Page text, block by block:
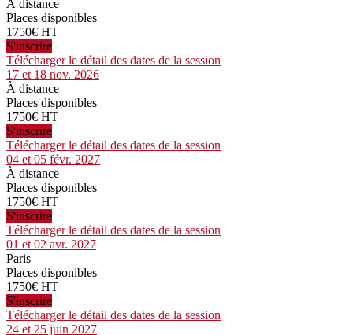
À distance
Places disponibles
1750€ HT
S'inscrire
Télécharger le détail des dates de la session
17 et 18 nov. 2026
À distance
Places disponibles
1750€ HT
S'inscrire
Télécharger le détail des dates de la session
04 et 05 févr. 2027
À distance
Places disponibles
1750€ HT
S'inscrire
Télécharger le détail des dates de la session
01 et 02 avr. 2027
Paris
Places disponibles
1750€ HT
S'inscrire
Télécharger le détail des dates de la session
24 et 25 juin 2027